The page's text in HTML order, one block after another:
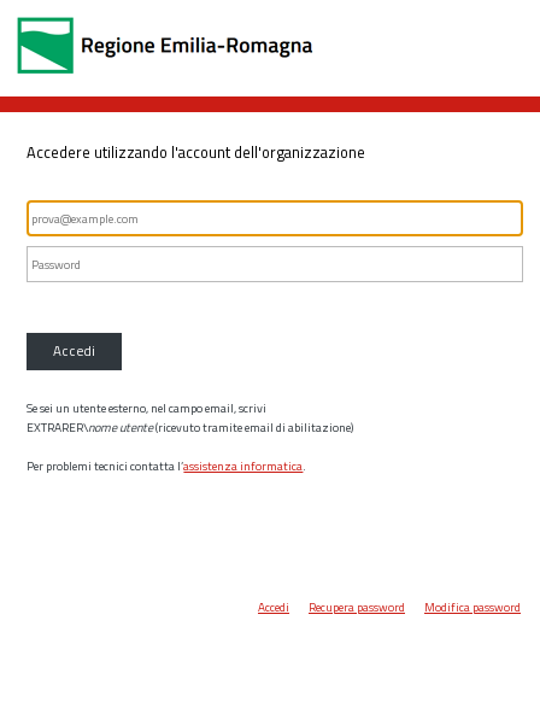
Accedere utilizzando l'account dell'organizzazione
Accedi
Se sei un utente esterno, nel campo email, scrivi
EXTRARER\nome utente(ricevuto tramite email di abilitazione)
Per problemi tecnici contatta l’assistenza informatica.
Accedi Recupera password Modifica password